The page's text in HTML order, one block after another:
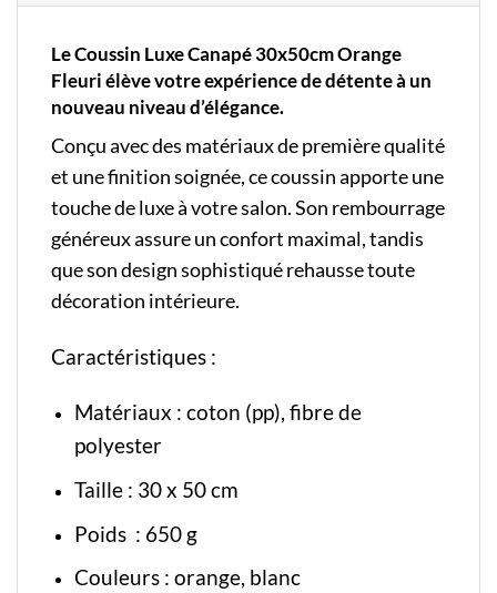
Le Coussin Luxe Canapé 30x50cm Orange
Fleuri élève votre expérience de détente à un
nouveau niveau d’élégance.
Conçu avec des matériaux de première qualité
et une finition soignée, ce coussin apporte une
touche de luxe à votre salon. Son rembourrage
généreux assure un confort maximal, tandis
que son design sophistiqué rehausse toute
décoration intérieure.
Caractéristiques :
Matériaux : coton (pp), fibre de
polyester
Taille : 30 x 50 cm
Poids : 650 g
Couleurs : orange, blanc